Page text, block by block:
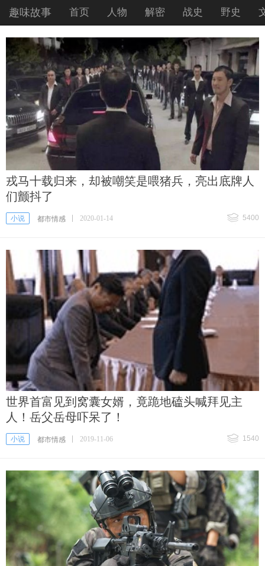
趣味故事 首页 人物 解密 战史 野史
戎马十载归来，却被嘲笑是喂猪兵，亮出底牌人
们颤抖了
小说 都市情感 2020-01-14 5400
世界首富见到窝囊女婿，竟跪地磕头喊拜见主
人！岳父岳母吓呆了！
小说 都市情感 2019-11-06 1540